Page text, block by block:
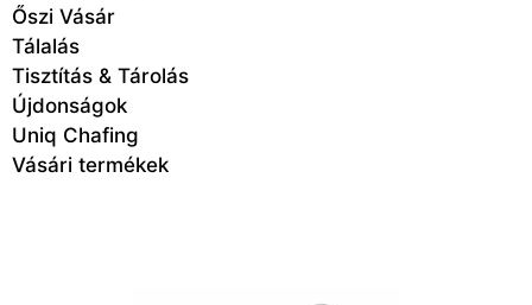
Őszi Vásár
Tálalás
Tisztítás & Tárolás
Újdonságok
Uniq Chafing
Vásári termékek